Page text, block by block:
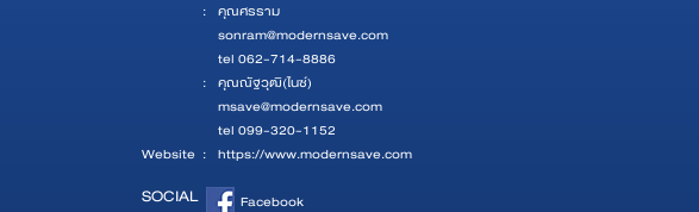
: คุณศรราม
sonram@modernsave.com
tel 062-714-8886
: คุณณัฐวุฒิ(ไนซ์)
msave@modernsave.com
tel 099-320-1152
Website : https://www.modernsave.com
SOCIAL Facebook